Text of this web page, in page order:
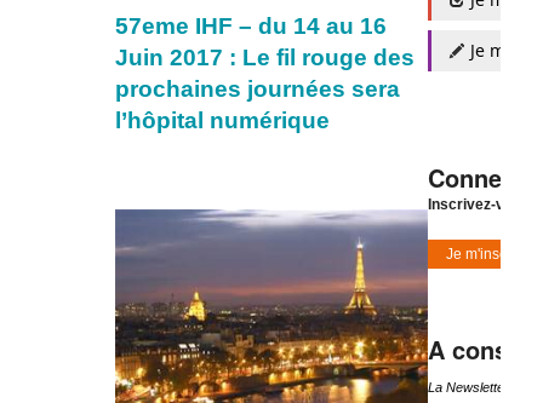
57eme IHF – du 14 au 16
Juin 2017 : Le fil rouge des
prochaines journées sera
l’hôpital numérique
Je
Inscrivez-vous
Je m'inscris
A
La Newsletter